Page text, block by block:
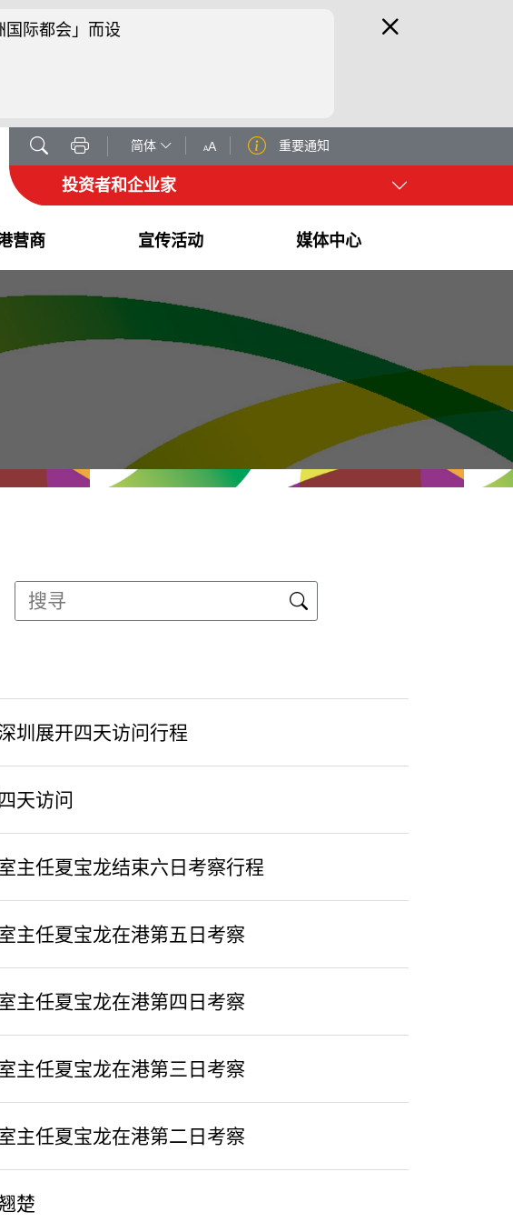
国际都会」而设
简体 AA 重要通知
投资者和企业家
营商 宣传活动 媒体中心
圳展开四天访问行程
天访问
主任夏宝龙结束六日考察行程
主任夏宝龙在港第五日考察
主任夏宝龙在港第四日考察
主任夏宝龙在港第三日考察
主任夏宝龙在港第二日考察
楚